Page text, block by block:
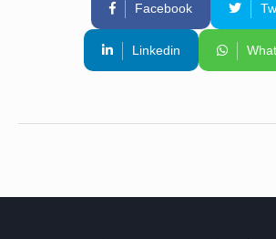
Facebook
Linkedin